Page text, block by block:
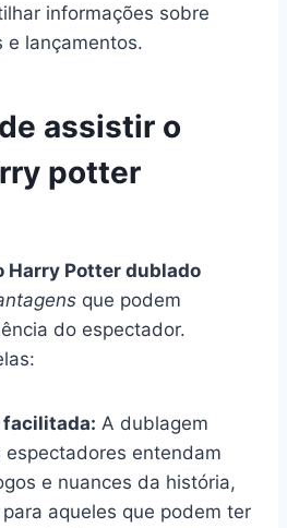
informações sobre
e lançamentos.
assistir o
potter
Harry Potter dublado
que podem
do espectador.
facilitada: A dublagem
espectadores entendam
e nuances da história,
aqueles que podem ter